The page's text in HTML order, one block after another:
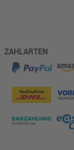
ZAHLARTEN